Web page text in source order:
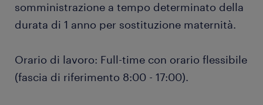
somministrazione a tempo determinato della
durata di 1 anno per sostituzione maternità.
Orario di lavoro: Full-time con orario flessibile
(fascia di riferimento 8:00 - 17:00).